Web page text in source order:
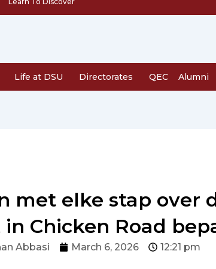
Life at DSU Directorates QEC Alumni
met elke stap over
Chicken Road
Abbasi March 6, 2026 12:21 pm